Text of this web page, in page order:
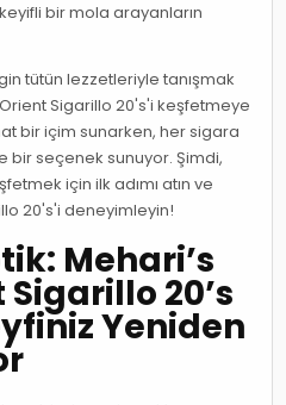
bir mola arayanların
tütün lezzetleriyle tanışmak
Sigarillo 20's'i keşfetmeye
bir içim sunarken, her sigara
bir seçenek sunuyor. Şimdi,
için ilk adımı atın ve
20's'i deneyimleyin!
Mehari’s
20’s
Yeniden